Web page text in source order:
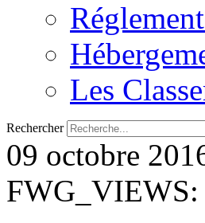
Les
Rechercher
09 octobre
FWG_VIEWS: